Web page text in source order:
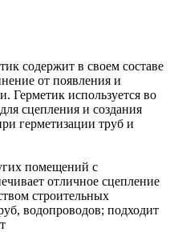
содержит в своем составе
от появления и
Герметик используется во
сцепления и создания
герметизации труб и
помещений с
отличное сцепление
строительных
водопроводов; подходит